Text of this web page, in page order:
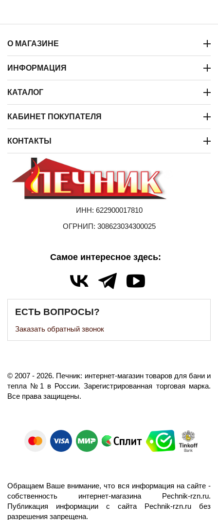
О МАГАЗИНЕ
ИНФОРМАЦИЯ
КАТАЛОГ
КАБИНЕТ ПОКУПАТЕЛЯ
КОНТАКТЫ
ИНН: 622900017810
ОГРНИП: 308623034300025
Самое интересное здесь:
ЕСТЬ ВОПРОСЫ?
Заказать обратный звонок
©️ 2007 - 2026. Печник: интернет-магазин товаров для бани и
тепла №1 в России. Зарегистрированная торговая марка.
Все права защищены.
Обращаем Ваше внимание, что вся информация на сайте -
собственность интернет-магазина Pechnik-rzn.ru.
Публикация информации с сайта Pechnik-rzn.ru без
разрешения запрещена.